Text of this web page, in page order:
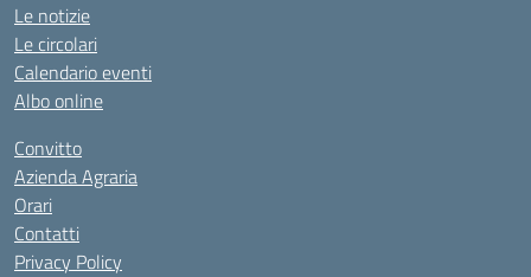
Le notizie
Le circolari
Calendario eventi
Albo online
Convitto
Azienda Agraria
Orari
Contatti
Privacy Policy